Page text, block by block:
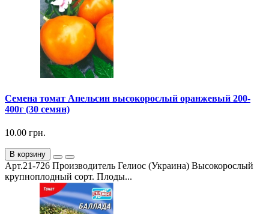
Семена томат Апельсин высокорослый оранжевый 200-
400г (30 семян)
10.00 грн.
В корзину
Арт.21-726 Производитель Гелиос (Украина) Высокорослый
крупноплодный сорт. Плоды...